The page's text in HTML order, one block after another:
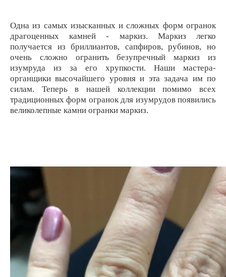
Одна из самых изысканных и сложных форм огранок
драгоценных камней - маркиз. Маркиз легко
получается из бриллиантов, сапфиров, рубинов, но
очень сложно огранить безупречный маркиз из
изумруда из за его хрупкости. Наши мастера-
органщики высочайшего уровня и эта задача им по
силам. Теперь в нашей коллекции помимо всех
традиционных форм огранок для изумрудов появились
великолепные камни огранки маркиз.